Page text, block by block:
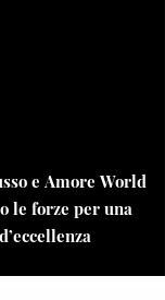
e Amore World
le forze per una